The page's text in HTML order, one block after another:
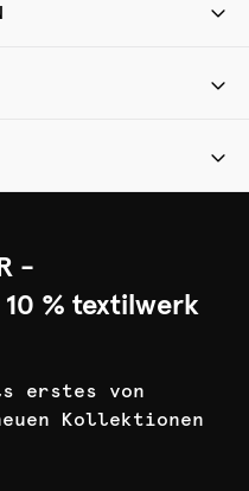
-
% textilwerk
erstes von
Kollektionen